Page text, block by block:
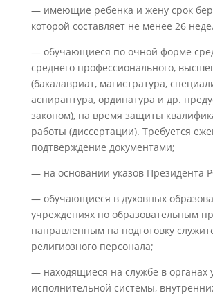
— имеющие ребенка и жену срок
которой составляет не менее 26
— обучающиеся по очной форме
среднего профессионального,
(бакалавриат, магистратура,
аспирантура, ординатура и др.
законом), на время защиты
работы (диссертации). Требуется
подтверждение документами;
— на основании указов Президента
— обучающиеся в духовных
учреждениях по образовательным
направленным на подготовку
религиозного персонала;
— находящиеся на службе в органах
исполнительной системы,